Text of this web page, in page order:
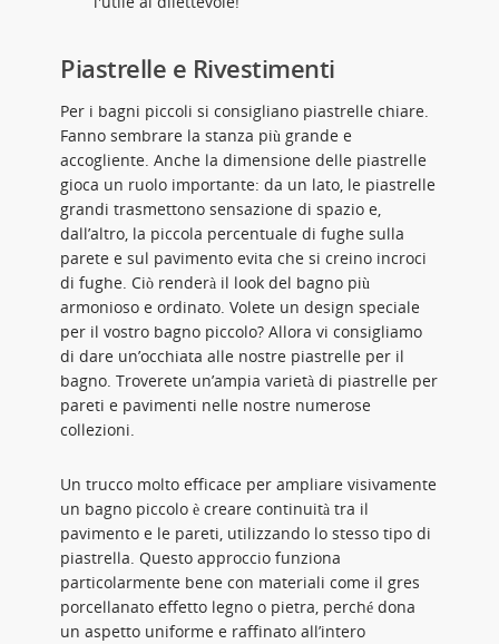
Piastrelle e Rivestimenti
Per i bagni piccoli si consigliano piastrelle chiare.
Fanno sembrare la stanza più grande e
accogliente. Anche la dimensione delle piastrelle
gioca un ruolo importante: da un lato, le piastrelle
grandi trasmettono sensazione di spazio e,
dall’altro, la piccola percentuale di fughe sulla
parete e sul pavimento evita che si creino incroci
di fughe. Ciò renderà il look del bagno più
armonioso e ordinato. Volete un design speciale
per il vostro bagno piccolo? Allora vi consigliamo
di dare un’occhiata alle nostre piastrelle per il
bagno. Troverete un’ampia varietà di piastrelle per
pareti e pavimenti nelle nostre numerose
collezioni.
Un trucco molto efficace per ampliare visivamente
un bagno piccolo è creare continuità tra il
pavimento e le pareti, utilizzando lo stesso tipo di
piastrella. Questo approccio funziona
particolarmente bene con materiali come il gres
porcellanato effetto legno o pietra, perché dona
un aspetto uniforme e raffinato all’intero